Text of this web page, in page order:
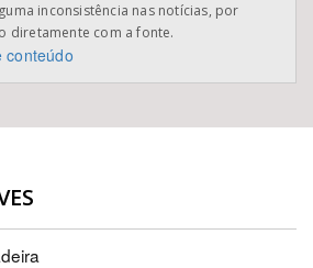
inconsistência nas notícias, por
diretamente com a fonte.
conteúdo